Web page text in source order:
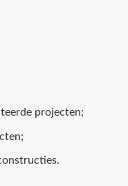
projecten;